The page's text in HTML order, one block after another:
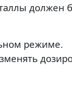
должен
режиме.